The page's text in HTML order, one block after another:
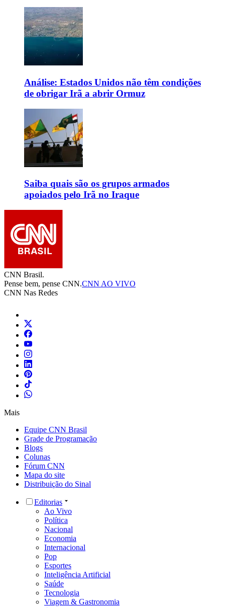
Análise: Estados Unidos não têm condições
de obrigar Irã a abrir Ormuz
Saiba quais são os grupos armados
apoiados pelo Irã no Iraque
CNN Brasil.
Pense bem, pense CNN.CNN AO VIVO
CNN Nas Redes
Mais
Equipe CNN Brasil
Grade de Programação
Blogs
Colunas
Fórum CNN
Mapa do site
Distribuição do Sinal
Editorias
Ao Vivo
Política
Nacional
Economia
Internacional
Pop
Esportes
Inteligência Artificial
Saúde
Tecnologia
Viagem & Gastronomia